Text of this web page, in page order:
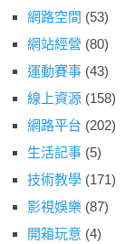
網路空間 (53)
網站經營 (80)
運動賽事 (43)
線上資源 (158)
網路平台 (202)
生活記事 (5)
技術教學 (171)
影視娛樂 (87)
開箱玩意 (4)